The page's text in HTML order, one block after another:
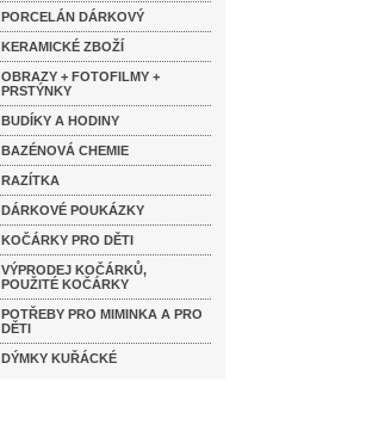
PORCELÁN DÁRKOVÝ
KERAMICKÉ ZBOŽÍ
OBRAZY + FOTOFILMY +
PRSTÝNKY
BUDÍKY A HODINY
BAZÉNOVÁ CHEMIE
RAZÍTKA
DÁRKOVÉ POUKÁZKY
KOČÁRKY PRO DĚTI
VÝPRODEJ KOČÁRKŮ,
POUŽITÉ KOČÁRKY
POTŘEBY PRO MIMINKA A PRO
DĚTI
DÝMKY KUŘÁCKÉ